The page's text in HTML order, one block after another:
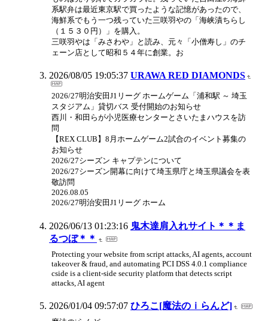
系駅弁は最近東京駅で買ったような記憶があったので、
海鮮系でもう一つ残っていた三咲羽やの「海峡漬ちらし
（１５３０円）」を購入。
三咲羽やは「みさわや」と読み、元々「小僧寿し」のチ
ェーン店として昭和５４年に創業。お
2026/08/05 19:05:37 URAWA RED DIAMONDS
2026/27明治安田J1リーグ ホームゲーム「浦和駅 ～ 埼玉
スタジアム」貸切バス 受付開始のお知らせ
西川・和田らが小児医療センターとさいたまハウスを訪
問
【REX CLUB】8月ホームゲーム2試合のイベント募集の
お知らせ
2026/27シーズン キャプテンについて
2026/27シーズン開幕に向けて埼玉県庁と埼玉県議会を表
敬訪問
2026.08.05
2026/27明治安田J1リーグ ホーム
2026/06/13 01:23:16 鬼木達肩入れサイト＊＊ま
るつぼ＊＊
Protecting your website from script attacks, AI agents, account
takeover & fraud, and automating PCI DSS 4.0.1 compliance
cside is a client-side security platform that detects script
attacks, AI agent
2026/01/04 09:57:07 ひろこ[魔法のｉらんど]